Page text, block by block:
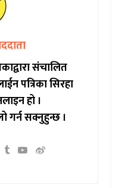
संचालित
पत्रिका सिरहा
हो ।
गर्न सक्नुहुन्छ ।